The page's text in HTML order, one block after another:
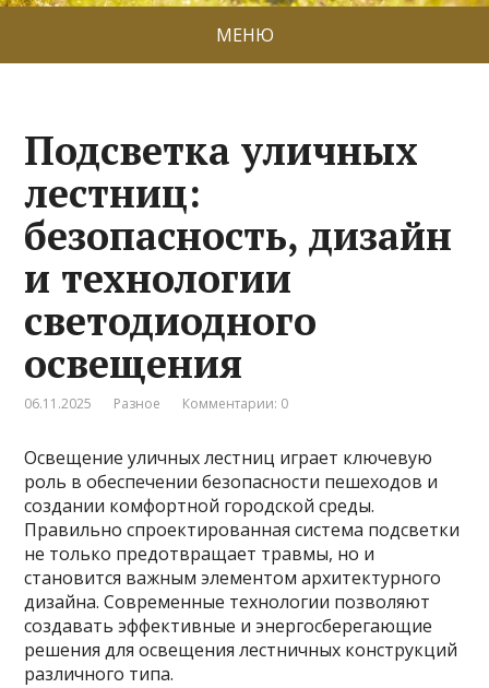
МЕНЮ
Подсветка уличных
лестниц:
безопасность, дизайн
и технологии
светодиодного
освещения
06.11.2025 Разное Комментарии: 0
Освещение уличных лестниц играет ключевую
роль в обеспечении безопасности пешеходов и
создании комфортной городской среды.
Правильно спроектированная система подсветки
не только предотвращает травмы, но и
становится важным элементом архитектурного
дизайна. Современные технологии позволяют
создавать эффективные и энергосберегающие
решения для освещения лестничных конструкций
различного типа.